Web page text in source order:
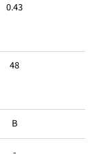
0.43
48
B
-